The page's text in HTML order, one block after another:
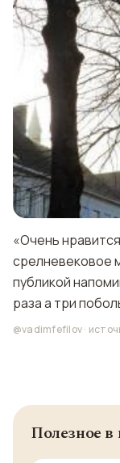
«Очень
срелневековое
публикой
раза а три
@vadimfefilov·
Полезное в